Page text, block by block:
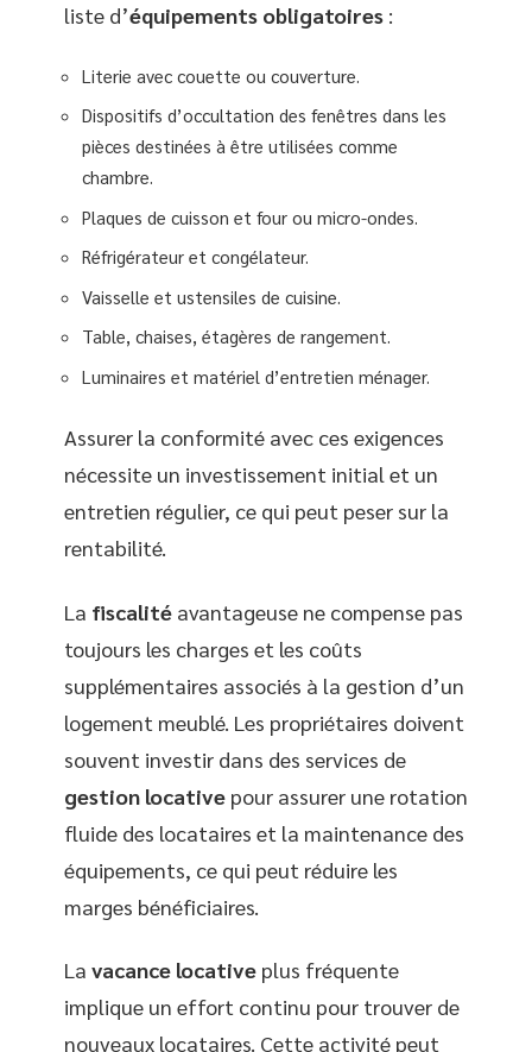
liste d’équipements obligatoires :
Literie avec couette ou couverture.
Dispositifs d’occultation des fenêtres dans les
pièces destinées à être utilisées comme
chambre.
Plaques de cuisson et four ou micro-ondes.
Réfrigérateur et congélateur.
Vaisselle et ustensiles de cuisine.
Table, chaises, étagères de rangement.
Luminaires et matériel d’entretien ménager.
Assurer la conformité avec ces exigences
nécessite un investissement initial et un
entretien régulier, ce qui peut peser sur la
rentabilité.
La fiscalité avantageuse ne compense pas
toujours les charges et les coûts
supplémentaires associés à la gestion d’un
logement meublé. Les propriétaires doivent
souvent investir dans des services de
gestion locative pour assurer une rotation
fluide des locataires et la maintenance des
équipements, ce qui peut réduire les
marges bénéficiaires.
La vacance locative plus fréquente
implique un effort continu pour trouver de
nouveaux locataires. Cette activité peut